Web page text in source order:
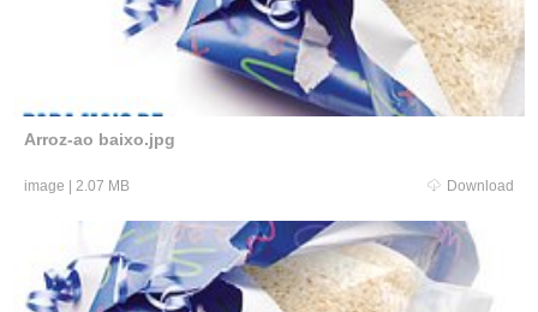
Arroz-ao baixo.jpg
image | 2.07 MB Download